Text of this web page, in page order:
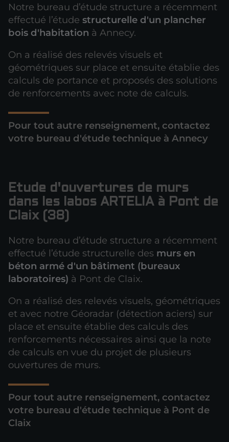
Notre bureau d’étude structure a récemment
effectué l’étude structurelle d'un plancher
bois d'habitation à Annecy.
On a réalisé des relevés visuels et
géométriques sur place et ensuite établie des
calculs de portance et proposés des solutions
de renforcements avec note de calculs.
Pour tout autre renseignement, contactez
votre bureau d'étude technique à Annecy
Etude d'ouvertures de murs
dans les labos ARTELIA à Pont de
Claix (38)
Notre bureau d’étude structure a récemment
effectué l’étude structurelle des murs en
béton armé d'un bâtiment (bureaux
laboratoires) à Pont de Claix.
On a réalisé des relevés visuels, géométriques
et avec notre Géoradar (détection aciers) sur
place et ensuite établie des calculs des
renforcements nécessaires ainsi que la note
de calculs en vue du projet de plusieurs
ouvertures de murs.
Pour tout autre renseignement, contactez
votre bureau d'étude technique à Pont de
Claix